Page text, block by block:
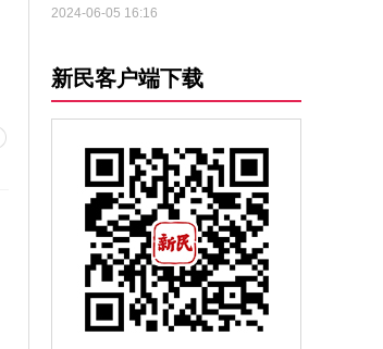
2024-06-05 16:16
新民客户端下载